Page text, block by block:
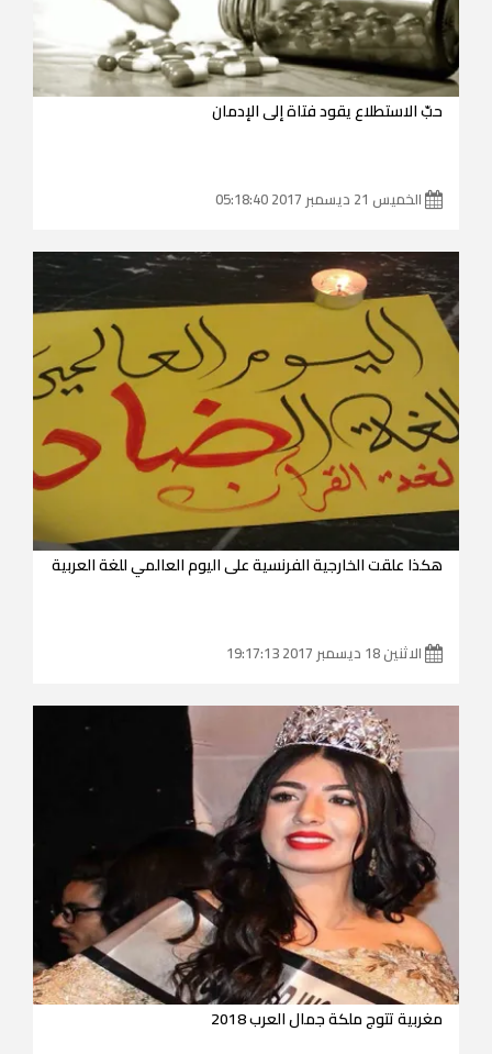
حبّ الاستطلاع يقود فتاة إلى الإدمان
الخميس 21 ديسمبر 2017 05:18:40
هكذا علقت الخارجية الفرنسية على اليوم العالمي للغة العربية
الاثنين 18 ديسمبر 2017 19:17:13
مغربية تتوج ملكة جمال العرب 2018